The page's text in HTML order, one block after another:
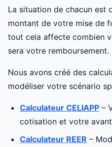
La situation de chacun est
montant de votre mise de
tout cela affecte combien
sera votre remboursement.
Nous avons créé des
modéliser votre scénario
Calculateur CELIAPP –
cotisation et votre
Calculateur REER –